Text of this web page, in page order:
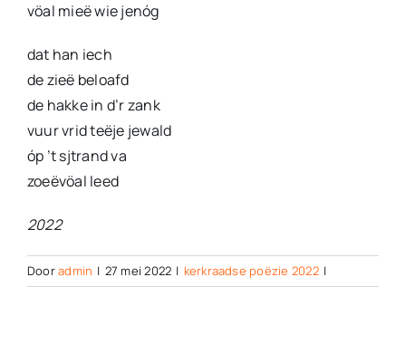
vöal mieë wie jenóg
dat han iech
de zieë beloafd
de hakke in d’r zank
vuur vrid teëje jewald
óp ’t sjtrand va
zoeëvöal leed
2022
Dooradmin | 27 mei 2022 | kerkraadse poëzie 2022 |